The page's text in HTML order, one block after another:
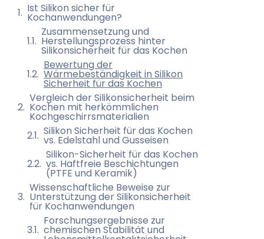
Ist Silikon sicher für
Kochanwendungen?
Zusammensetzung und
Herstellungsprozess hinter
Silikonsicherheit für das Kochen
Bewertung der
Wärmebeständigkeit in Silikon
Sicherheit für das Kochen
Vergleich der Silikonsicherheit beim
Kochen mit herkömmlichen
Kochgeschirrsmaterialien
Silikon Sicherheit für das Kochen
vs. Edelstahl und Gusseisen
Silikon-Sicherheit für das Kochen
vs. Haftfreie Beschichtungen
(PTFE und Keramik)
Wissenschaftliche Beweise zur
Unterstützung der Silikonsicherheit
für Kochanwendungen
Forschungsergebnisse zur
chemischen Stabilität und